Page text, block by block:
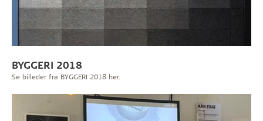
BYGGERI 2018
Se billeder fra BYGGERI 2018 her.